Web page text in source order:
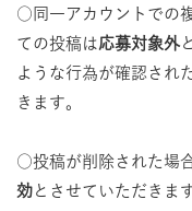
○同一アカウントでの
ての投稿は応募対象外
ような行為が確認され
きます。
○投稿が削除された場
効 とさせていただきます